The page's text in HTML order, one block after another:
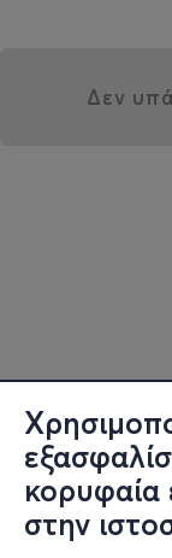
κορυφαία
στην
Δεν